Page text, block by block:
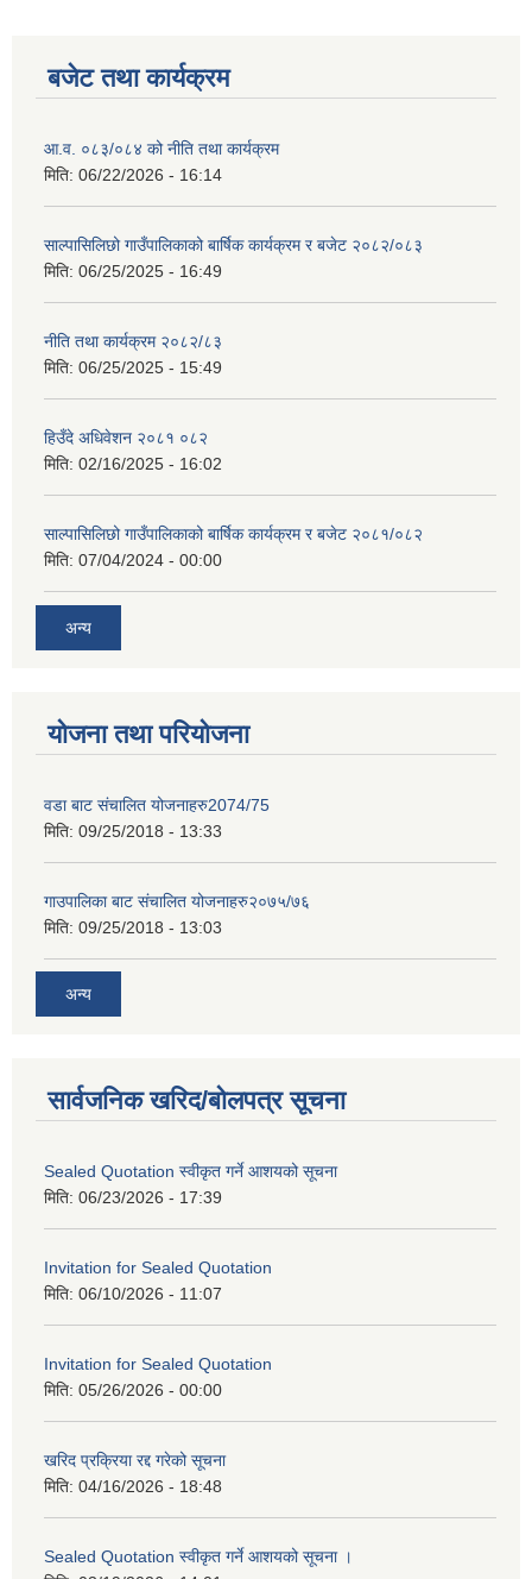
बजेट तथा कार्यक्रम
आ.व. ०८३/०८४ को नीति तथा कार्यक्रम
मिति: 06/22/2026 - 16:14
साल्पासिलिछो गाउँपालिकाको बार्षिक कार्यक्रम र बजेट २०८२/०८३
मिति: 06/25/2025 - 16:49
नीति तथा कार्यक्रम २०८२/८३
मिति: 06/25/2025 - 15:49
हिउँदे अधिवेशन २०८१ ०८२
मिति: 02/16/2025 - 16:02
साल्पासिलिछो गाउँपालिकाको बार्षिक कार्यक्रम र बजेट २०८१/०८२
मिति: 07/04/2024 - 00:00
अन्य
योजना तथा परियोजना
वडा बाट संचालित योजनाहरु2074/75
मिति: 09/25/2018 - 13:33
गाउपालिका बाट संचालित योजनाहरु२०७५/७६
मिति: 09/25/2018 - 13:03
अन्य
सार्वजनिक खरिद/बोलपत्र सूचना
Sealed Quotation स्वीकृत गर्ने आशयको सूचना
मिति: 06/23/2026 - 17:39
Invitation for Sealed Quotation
मिति: 06/10/2026 - 11:07
Invitation for Sealed Quotation
मिति: 05/26/2026 - 00:00
खरिद प्रक्रिया रद्द गरेको सूचना
मिति: 04/16/2026 - 18:48
Sealed Quotation स्वीकृत गर्ने आशयको सूचना ।